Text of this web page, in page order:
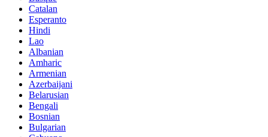
Catalan
Esperanto
Hindi
Lao
Albanian
Amharic
Armenian
Azerbaijani
Belarusian
Bengali
Bosnian
Bulgarian